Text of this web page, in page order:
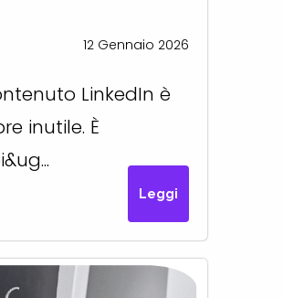
12 Gennaio 2026
LinkedIn è
inutile. È
Leggi